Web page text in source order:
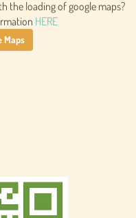
the loading of google maps?
HERE